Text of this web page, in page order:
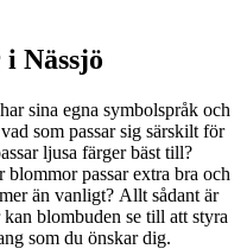
Nässjö
sina egna symbolspråk och
som passar sig särskilt för
passar extra bra och
Allt sådant är
blombuden se till att styra
som du önskar dig.